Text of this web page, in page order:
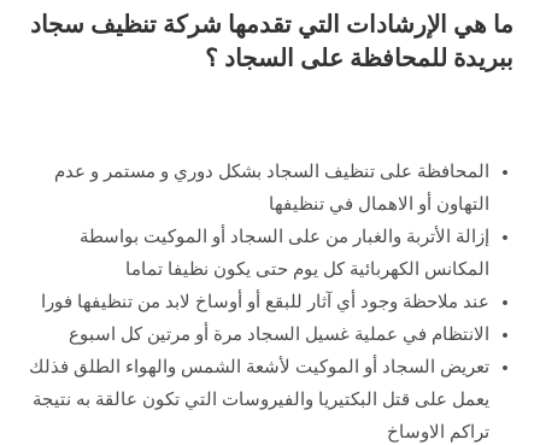
ما هي الإرشادات التي تقدمها شركة تنظيف سجاد
ببريدة للمحافظة على السجاد ؟
المحافظة على تنظيف السجاد بشكل دوري و مستمر و عدم
التهاون أو الاهمال في تنظيفها
إزالة الأتربة والغبار من على السجاد أو الموكيت بواسطة
المكانس الكهربائية كل يوم حتى يكون نظيفا تماما
عند ملاحظة وجود أي آثار للبقع أو أوساخ لابد من تنظيفها فورا
الانتظام في عملية غسيل السجاد مرة أو مرتين كل اسبوع
تعريض السجاد أو الموكيت لأشعة الشمس والهواء الطلق فذلك
يعمل على قتل البكتيريا والفيروسات التي تكون عالقة به نتيجة
تراكم الاوساخ